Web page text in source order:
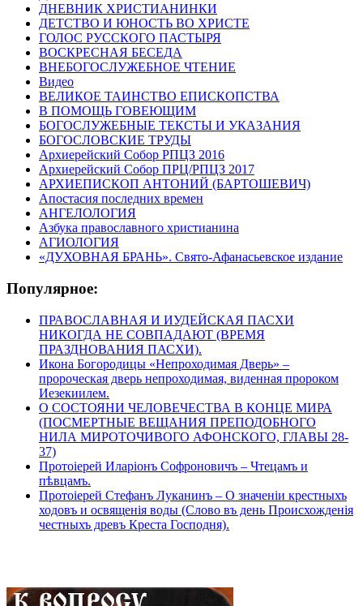
ДНЕВНИК ХРИСТИАНИНКИ
ДЕТСТВО И ЮНОСТЬ ВО ХРИСТЕ
ГОЛОС РУССКОГО ПАСТЫРЯ
ВОСКРЕСНАЯ БЕСЕДА
ВНЕБОГОСЛУЖЕБНОЕ ЧТЕНИЕ
Видео
ВЕЛИКОЕ ТАИНСТВО ЕПИСКОПСТВА
В ПОМОЩЬ ГОВЕЮЩИМ
БОГОСЛУЖЕБНЫЕ ТЕКСТЫ И УКАЗАНИЯ
БОГОСЛОВСКИЕ ТРУДЫ
Архиерейский Собор РПЦЗ 2016
Архиерейский Собор ПРЦ/РПЦЗ 2017
АРХИЕПИСКОП АНТОНИЙ (БАРТОШЕВИЧ)
Апостасия последних времен
АНГЕЛОЛОГИЯ
Азбука православного христианина
АГИОЛОГИЯ
«ДУХОВНАЯ БРАНЬ». Свято-Афанасьевское издание
Популярное:
ПРАВОСЛАВНАЯ И ИУДЕЙСКАЯ ПАСХИ
НИКОГДА НЕ СОВПАДАЮТ (ВРЕМЯ
ПРАЗДНОВАНИЯ ПАСХИ).
Икона Богородицы «Непроходимая Дверь» –
пророческая дверь непроходимая, виденная пророком
Иезекиилем.
О СОСТОЯНИ ЧЕЛОВЕЧЕСТВА В КОНЦЕ МИРА
(ПОСМЕРТНЫЕ ВЕЩАНИЯ ПРЕПОДОБНОГО
НИЛА МИРОТОЧИВОГО АФОНСКОГО, ГЛАВЫ 28-
37)
Протоіерей Иларіонъ Софроновичъ – Чтецамъ и
пѣвцамъ.
Протоіерей Стефанъ Луканинъ – О значеніи крестныхъ
ходовъ и освященія воды (Слово въ день Происхожденія
честныхъ древъ Креста Господня).